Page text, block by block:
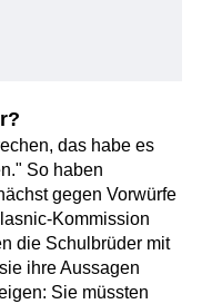
das habe es
So haben
gegen Vorwürfe
Kommission
die Schulbrüder mit
ihre Aussagen
Sie müssten